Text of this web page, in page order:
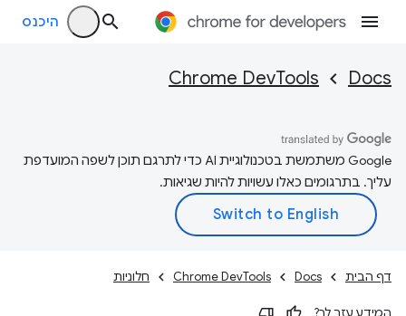
היכנס
Docs
Chrome DevTools
‫Google משתמשת בטכנולוגיית AI כדי לתרגם תוכן לשפה המועדפת
עליך. בתרגומים כאלו עשויות להיות שגיאות.
דף הבית Docs
Chrome DevTools חלוניות
המידע עזר לך?